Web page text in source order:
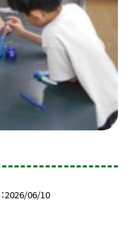
2026/06/10